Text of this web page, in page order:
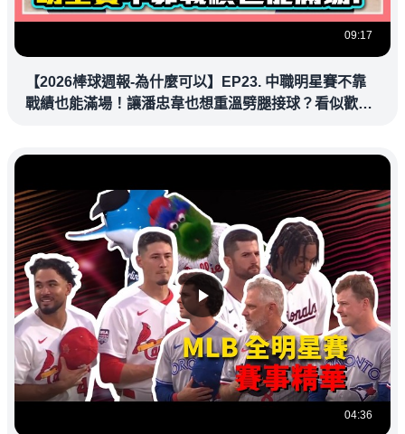
09:17
【2026棒球週報-為什麼可以】EP23. 中職明星賽不靠
戰績也能滿場！讓潘忠韋也想重溫劈腿接球？看似歡樂
04:36